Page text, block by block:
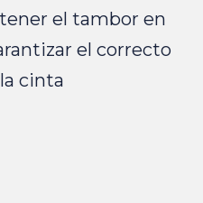
el tambor en
el correcto
cinta